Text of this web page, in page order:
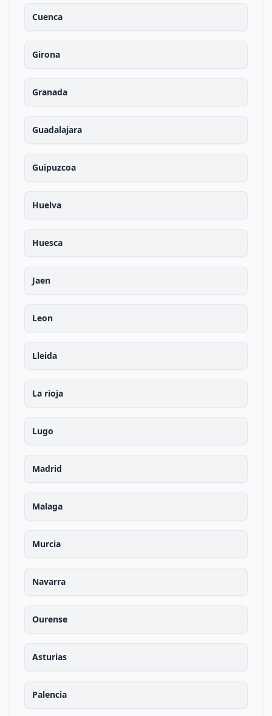
Cuenca
Girona
Granada
Guadalajara
Guipuzcoa
Huelva
Huesca
Jaen
Leon
Lleida
La rioja
Lugo
Madrid
Malaga
Murcia
Navarra
Ourense
Asturias
Palencia